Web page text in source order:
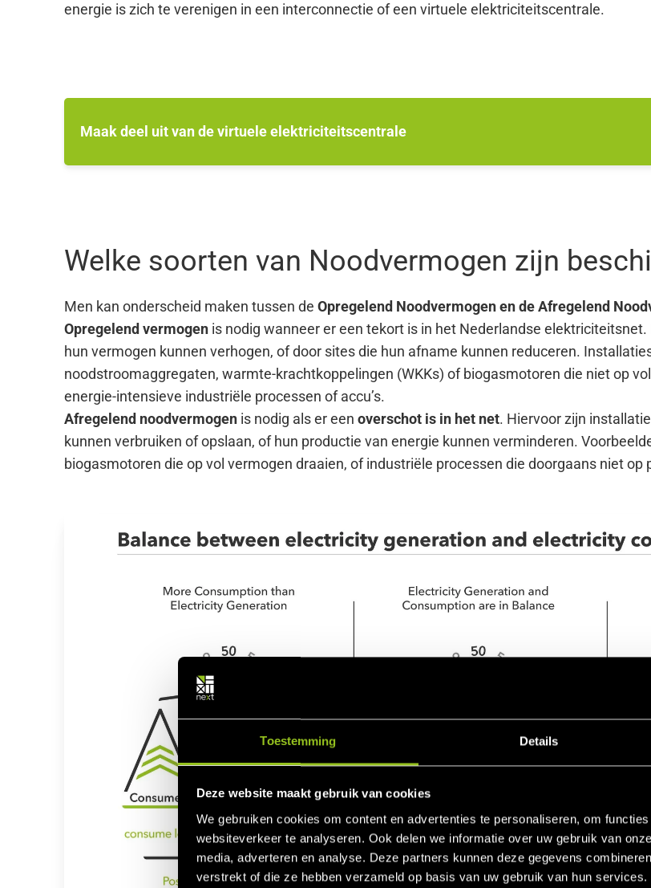
Toestemming Details
Deze website maakt gebruik van cookies
We gebruiken cookies om content en advertenties te personaliseren, om
websiteverkeer te analyseren. Ook delen we informatie over uw gebruik van
media, adverteren en analyse. Deze partners kunnen deze gegevens
verstrekt of die ze hebben verzameld op basis van uw gebruik van hun services.
energie is zich te verenigen in een interconnectie of een virtuele elektriciteitscentrale.
Maak deel uit van de virtuele elektriciteitscentrale
Welke soorten van Noodvermogen zijn
Men kan onderscheid maken tussen de Opregelend Noodvermogen en de Afregelend
Opregelend vermogen is nodig wanneer er een tekort is in het Nederlandse
hun vermogen kunnen verhogen, of door sites die hun afname kunnen reduceren.
noodstroomaggregaten, warmte-krachtkoppelingen (WKKs) of biogasmotoren die niet op
energie-intensieve industriële processen of accu’s.
Afregelend noodvermogen is nodig als er een overschot is in het net. Hiervoor zijn
kunnen verbruiken of opslaan, of hun productie van energie kunnen verminderen.
biogasmotoren die op vol vermogen draaien, of industriële processen die doorgaans niet op